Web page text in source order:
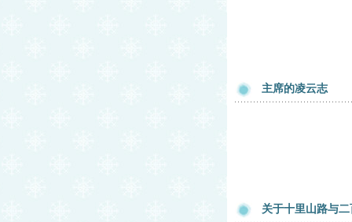
主席的凌云志
关于十里山路与